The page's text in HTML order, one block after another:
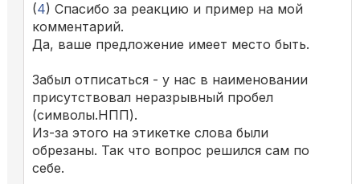
(4) Спасибо за реакцию и пример на мой
комментарий.
Да, ваше предложение имеет место быть.
Забыл отписаться - у нас в наименовании
присутствовал неразрывный пробел
(символы.НПП).
Из-за этого на этикетке слова были
обрезаны. Так что вопрос решился сам по
себе.